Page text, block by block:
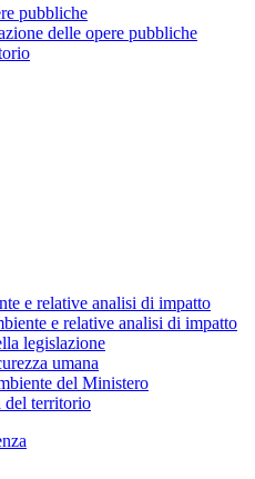
pubbliche
delle opere pubbliche
e relative analisi di impatto
e relative analisi di impatto
legislazione
umana
del Ministero
del territorio